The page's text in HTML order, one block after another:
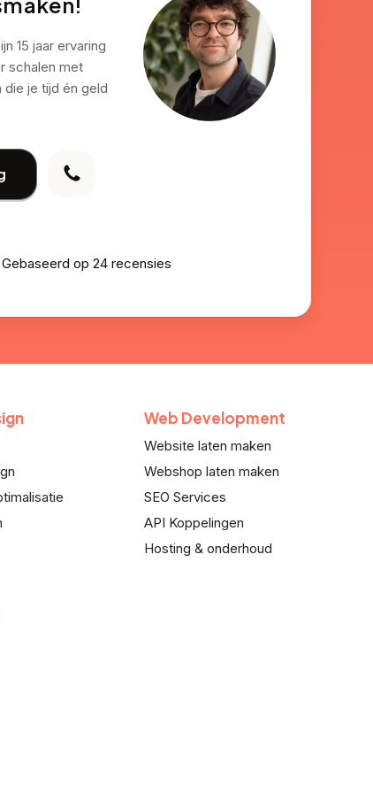
15 jaar ervaring
schalen met
je tijd én geld
Gebaseerd op24 recensies
Web Development
Website laten maken
Webshop laten maken
SEO Services
API Koppelingen
Hosting & onderhoud